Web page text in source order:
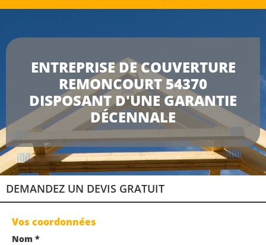
ENTREPRISE DE COUVERTURE
REMONCOURT 54370
DISPOSANT D'UNE GARANTIE
DÉCENNALE
DEMANDEZ UN DEVIS GRATUIT
Vos coordonnées
Nom *